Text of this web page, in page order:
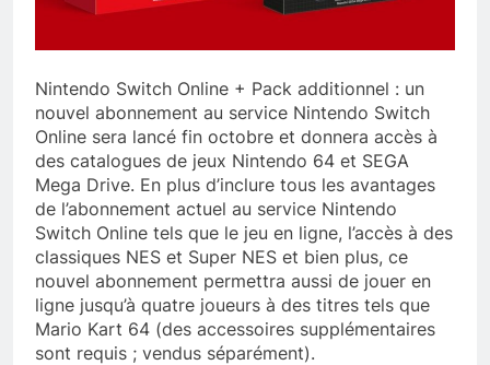
Nintendo Switch Online + Pack additionnel : un
nouvel abonnement au service Nintendo Switch
Online sera lancé fin octobre et donnera accès à
des catalogues de jeux Nintendo 64 et SEGA
Mega Drive. En plus d’inclure tous les avantages
de l’abonnement actuel au service Nintendo
Switch Online tels que le jeu en ligne, l’accès à des
classiques NES et Super NES et bien plus, ce
nouvel abonnement permettra aussi de jouer en
ligne jusqu’à quatre joueurs à des titres tels que
Mario Kart 64 (des accessoires supplémentaires
sont requis ; vendus séparément).